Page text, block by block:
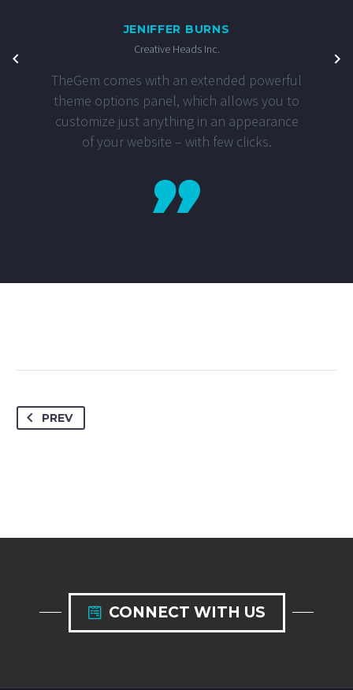
JENIFFER BURNS
Creative Heads Inc.
TheGem comes with an extended powerful
theme options panel, which allows you to
customize just anything in an appearance
of your website – with few clicks.
PREV
CONNECT WITH US